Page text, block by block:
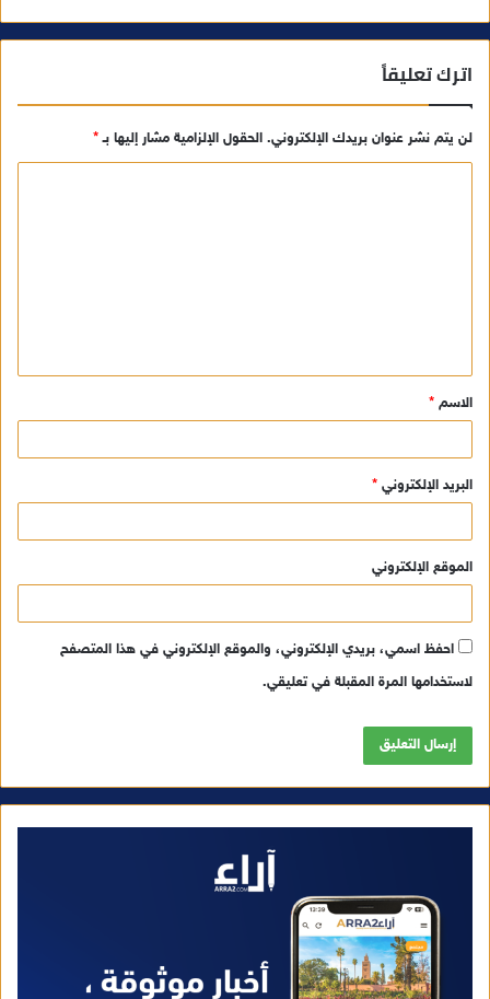
اترك تعليقاً
لن يتم نشر عنوان بريدك الإلكتروني. الحقول الإلزامية مشار إليها بـ*
ق
*
الاسم *
البريد الإلكتروني *
الموقع الإلكتروني
احفظ اسمي، بريدي الإلكتروني، والموقع الإلكتروني في هذا المتصفح
لاستخدامها المرة المقبلة في تعليقي.